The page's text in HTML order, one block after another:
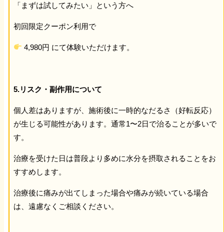
「まずは試してみたい」という方へ
初回限定クーポン利用で
4,980円 にて体験いただけます。
5.リスク・副作用について
個人差はありますが、施術後に一時的なだるさ（好転反応）
が生じる可能性があります。通常1〜2日で治ることが多いで
す。
治療を受けた日は普段より多めに水分を摂取されることをお
すすめします。
治療後に痛みが出てしまった場合や痛みが続いている場合
は、遠慮なくご相談ください。